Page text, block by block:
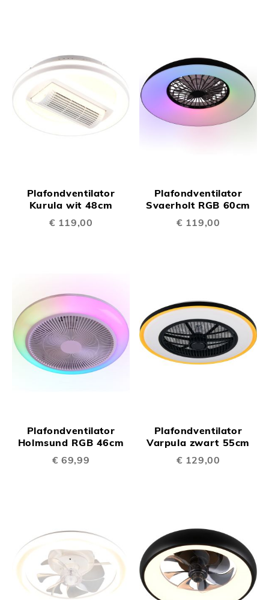
Plafondventilator
Kurula wit 48cm
€ 119,00
Plafondventilator
Svaerholt RGB 60cm
€ 119,00
Plafondventilator
Holmsund RGB 46cm
€ 69,99
Plafondventilator
Varpula zwart 55cm
€ 129,00